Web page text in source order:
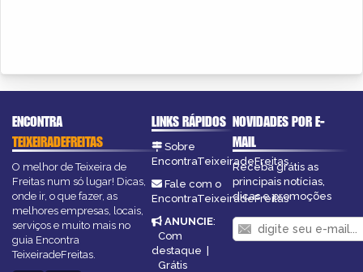
ENCONTRA
TEIXEIRADEFREITAS
O melhor de Teixeira de
Freitas num só lugar! Dicas,
onde ir, o que fazer, as
melhores empresas, locais,
serviços e muito mais no
guia Encontra
TeixeiradeFreitas.
LINKS RÁPIDOS
Sobre
EncontraTeixeiradeFreitas
Fale com o
EncontraTeixeiradeFreitas
ANUNCIE:
Com
destaque |
Grátis
NOVIDADES POR E-
MAIL
Receba grátis as
principais notícias,
dicas e promoções